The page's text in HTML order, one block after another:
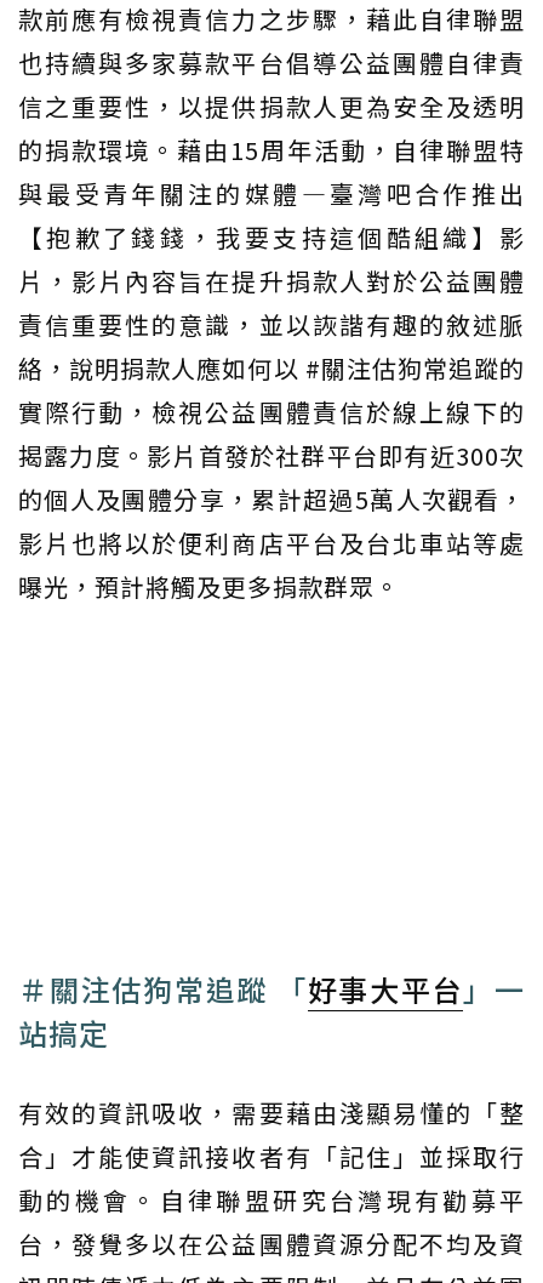
款前應有檢視責信力之步驟，藉此自律聯盟
也持續與多家募款平台倡導公益團體自律責
信之重要性，以提供捐款人更為安全及透明
的捐款環境。藉由15周年活動，自律聯盟特
與最受青年關注的媒體—臺灣吧合作推出
【抱歉了錢錢，我要支持這個酷組織】影
片，影片內容旨在提升捐款人對於公益團體
責信重要性的意識，並以詼諧有趣的敘述脈
絡，說明捐款人應如何以 #關注估狗常追蹤的
實際行動，檢視公益團體責信於線上線下的
揭露力度。影片首發於社群平台即有近300次
的個人及團體分享，累計超過5萬人次觀看，
影片也將以於便利商店平台及台北車站等處
曝光，預計將觸及更多捐款群眾。
＃關注估狗常追蹤 「好事大平台 」一
站搞定
有效的資訊吸收，需要藉由淺顯易懂的「整
合」才能使資訊接收者有「記住」並採取行
動的機會。自律聯盟研究台灣現有勸募平
台，發覺多以在公益團體資源分配不均及資